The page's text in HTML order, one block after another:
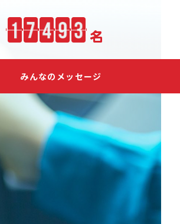
みんなのメッセージ